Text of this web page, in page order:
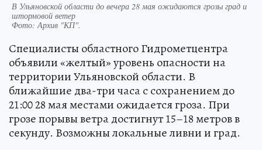
В Ульяновской области до вечера 28 мая ожидаются грозы град и
штормовой ветер
Фото:Архив "КП".
Специалисты областного Гидрометцентра
объявили «желтый» уровень опасности на
территории Ульяновской области. В
ближайшие два-три часа с сохранением до
21:00 28 мая местами ожидается гроза. При
грозе порывы ветра достигнут 15–18 метров в
секунду. Возможны локальные ливни и град.